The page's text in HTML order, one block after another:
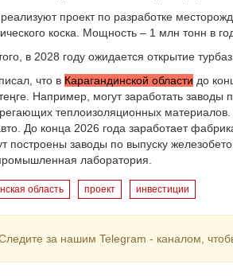
проект по разработке
коска. Мощность – 1 млн тонн в
в 2028 году ожидается открытие
что в Карагандинской области до
Например, могут заработать
теплоизоляционных материалов.
До конца 2026 года заработает
построены заводы по выпуску
лаборатория.
область проект инвестиции
за нашим Telegram - каналом,